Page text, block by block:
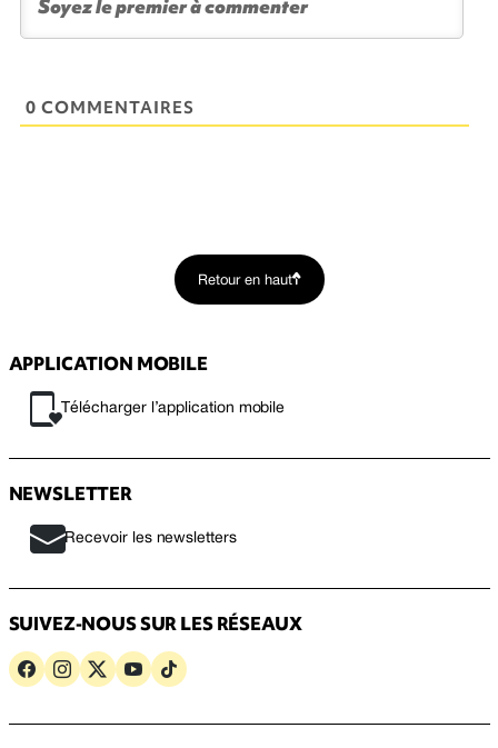
0 COMMENTAIRES
Retour en haut
APPLICATION MOBILE
Télécharger l’application mobile
NEWSLETTER
Recevoir les newsletters
SUIVEZ-NOUS SUR LES RÉSEAUX